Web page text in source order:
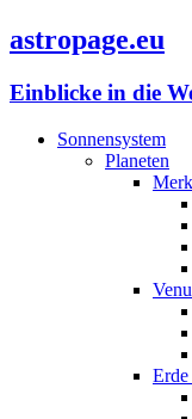
astropage.eu
Einblicke in die
Sonnensystem
Planeten